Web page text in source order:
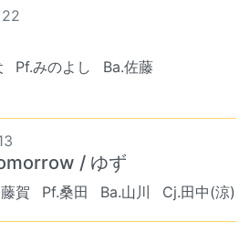
Pf.みのよし
Ba.佐藤
/ ゆず
賀 Pf.桑田 Ba.山川 Cj.田中(涼)